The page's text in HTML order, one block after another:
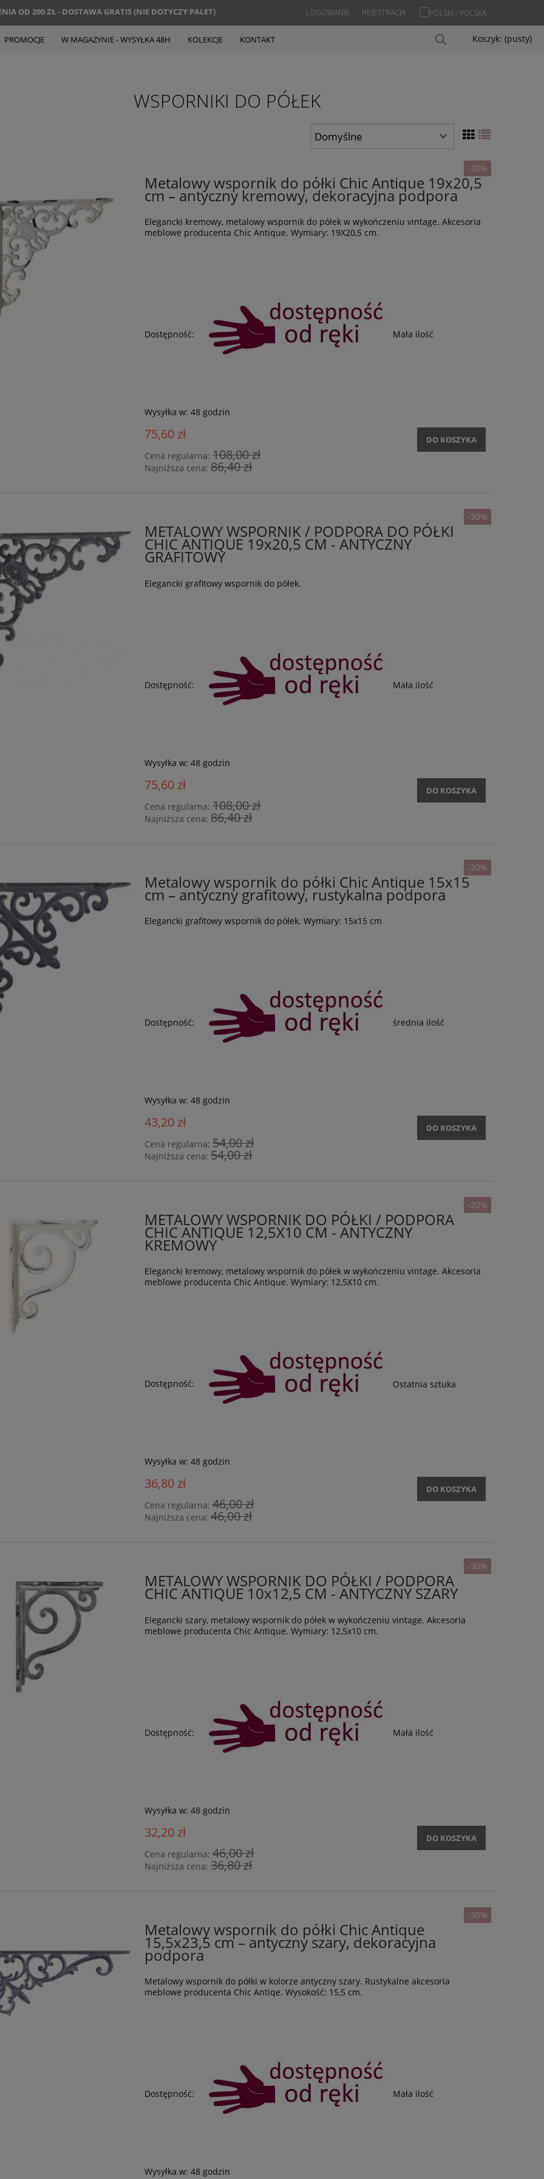
OD 200 ZŁ - DOSTAWA GRATIS (NIE DOTYCZY PALET) REJESTRACJA
LOGOWANIE
Koszyk: (pusty)
PROMOCJE W MAGAZYNIE - WYSYŁKA 48H KOLEKCJE KONTAKT
WSPORNIKI DO PÓŁEK
Metalowy wspornik do półki Chic Antique 19x20,5
cm – antyczny kremowy, dekoracyjna podpora
Elegancki kremowy, metalowy wspornik do półek w wykończeniu vintage. Akcesoria
meblowe producenta Chic Antique. Wymiary: 19X20,5 cm.
Dostępność: Mała ilość
Wysyłka w: 48 godzin
75,60 zł
Cena regularna:108,00 zł
Najniższa cena:86,40 zł
DO KOSZYKA
-30%
METALOWY WSPORNIK / PODPORA DO PÓŁKI
CHIC ANTIQUE 19x20,5 CM - ANTYCZNY
GRAFITOWY
Elegancki grafitowy wspornik do półek.
Dostępność: Mała ilość
Wysyłka w: 48 godzin
75,60 zł
Cena regularna:108,00 zł
Najniższa cena:86,40 zł
DO KOSZYKA
-30%
Metalowy wspornik do półki Chic Antique 15x15
cm – antyczny grafitowy, rustykalna podpora
Elegancki grafitowy wspornik do półek. Wymiary: 15x15 cm
Dostępność: średnia ilość
Wysyłka w: 48 godzin
43,20 zł
Cena regularna:54,00 zł
Najniższa cena:54,00 zł
DO KOSZYKA
-20%
METALOWY WSPORNIK DO PÓŁKI / PODPORA
CHIC ANTIQUE 12,5X10 CM - ANTYCZNY
KREMOWY
Elegancki kremowy, metalowy wspornik do półek w wykończeniu vintage. Akcesoria
meblowe producenta Chic Antique. Wymiary: 12,5X10 cm.
Dostępność: Ostatnia sztuka
Wysyłka w: 48 godzin
36,80 zł
Cena regularna:46,00 zł
Najniższa cena:46,00 zł
DO KOSZYKA
-20%
METALOWY WSPORNIK DO PÓŁKI / PODPORA
CHIC ANTIQUE 10x12,5 CM - ANTYCZNY SZARY
Elegancki szary, metalowy wspornik do półek w wykończeniu vintage. Akcesoria
meblowe producenta Chic Antique. Wymiary: 12,5x10 cm.
Dostępność: Mała ilość
Wysyłka w: 48 godzin
32,20 zł
Cena regularna:46,00 zł
Najniższa cena:36,80 zł
DO KOSZYKA
-30%
Metalowy wspornik do półki Chic Antique
15,5x23,5 cm – antyczny szary, dekoracyjna
podpora
Metalowy wspornik do półki w kolorze antyczny szary. Rustykalne akcesoria
meblowe producenta Chic Antiqe. Wysokość: 15,5 cm.
Dostępność: Mała ilość
Wysyłka w: 48 godzin
-30%